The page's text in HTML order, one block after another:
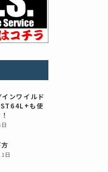
ンワイルド
も使
日